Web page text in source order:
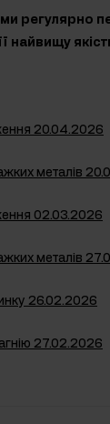
регулярно
найвищу
20.04.2026
металів
02.03.2026
металів
26.02.2026
27.02.2026